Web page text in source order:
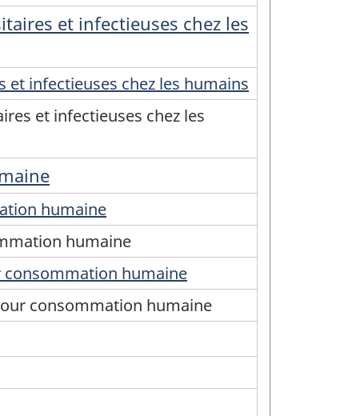
et infectieuses chez les
et infectieuses chez les humains
et infectieuses chez les
humaine
humaine
consommation humaine
consommation humaine